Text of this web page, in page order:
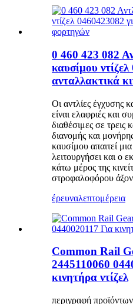
0 460 423 082
καυσίμου
ανταλλακτικά
Οι αντλίες έγχυσης
είναι ελαφριές και
διαθέσιμες σε τρεις
διανομής και
καυσίμου απαιτεί
λειτουργήσει και ο
κάτω μέρος της
στροφαλοφόρου
έρευναλεπτομέρεια
Common Rail
2445110060
κινητήρα ντίζελ
περιγραφή